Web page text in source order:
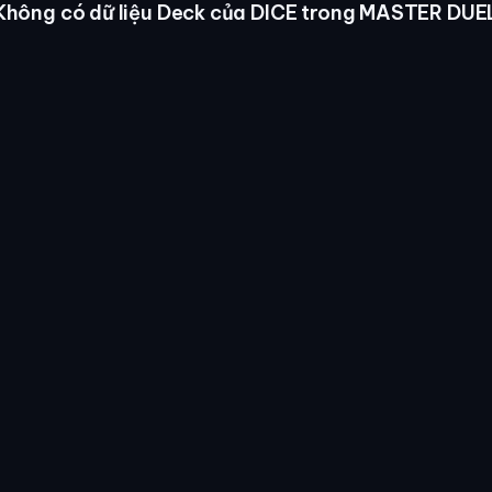
có dữ liệu Deck của DICE trong MASTER